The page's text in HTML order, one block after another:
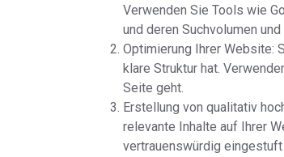
Verwenden Sie Tools wie
und deren Suchvolumen
Optimierung Ihrer Website:
klare Struktur hat.
Seite geht.
Erstellung von qualitativ
relevante Inhalte auf Ihrer
vertrauenswürdig